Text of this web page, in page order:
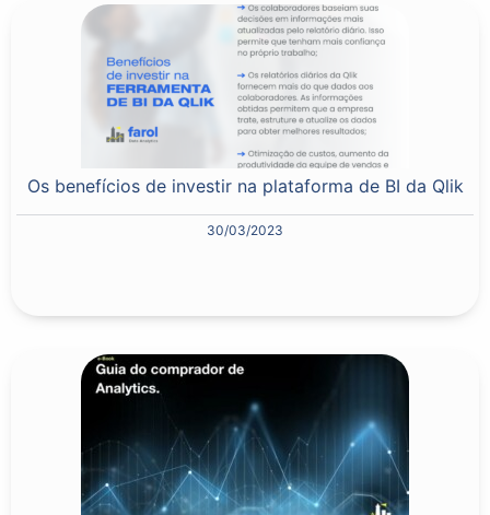
Os benefícios de investir na plataforma de BI da Qlik
30/03/2023